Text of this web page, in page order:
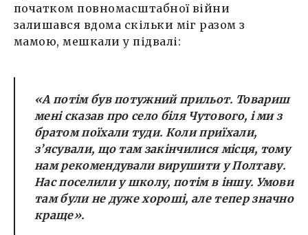
початком повномасштабної війни
залишався вдома скільки міг разом з
мамою, мешкали у підвалі:
«А потім був потужний прильот. Товариш
мені сказав про село біля Чутового, і ми з
братом поїхали туди. Коли приїхали,
з’ясували, що там закінчилися місця, тому
нам рекомендували вирушити у Полтаву.
Нас поселили у школу, потім в іншу. Умови
там були не дуже хороші, але тепер значно
краще».